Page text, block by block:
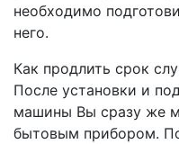
необходимо
него.
Как продлить срок
После установки и
машины Вы сразу же
бытовым прибором.